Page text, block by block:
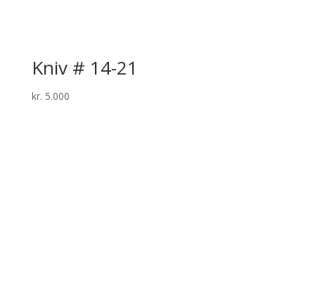
Kniv # 14-21
kr. 5.000